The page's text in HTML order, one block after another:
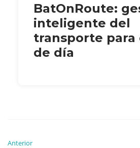
BatOnRoute:
inteligente del
transporte para
de día
Anterior